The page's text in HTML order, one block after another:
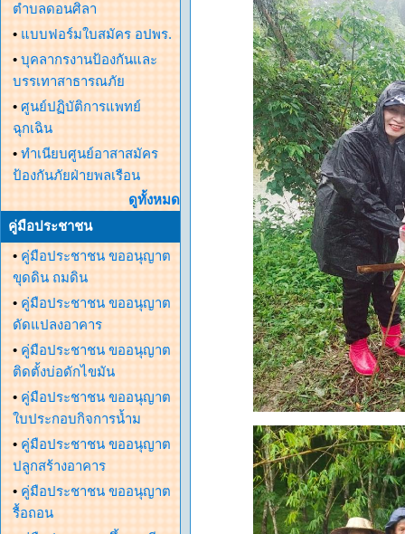
ตำบลดอนศิลา
• แบบฟอร์มใบสมัคร อปพร.
• บุคลากรงานป้องกันและ
บรรเทาสาธารณภัย
• ศูนย์ปฏิบัติการแพทย์
ฉุกเฉิน
• ทำเนียบศูนย์อาสาสมัคร
ป้องกันภัยฝ่ายพลเรือน
ดูทั้งหมด
คู่มือประชาชน
• คู่มือประชาชน ขออนุญาต
ขุดดิน ถมดิน
• คู่มือประชาชน ขออนุญาต
ดัดแปลงอาคาร
• คู่มือประชาชน ขออนุญาต
ติดตั้งบ่อดักไขมัน
• คู่มือประชาชน ขออนุญาต
ใบประกอบกิจการน้ำม
• คู่มือประชาชน ขออนุญาต
ปลูกสร้างอาคาร
• คู่มือประชาชน ขออนุญาต
รื้อถอน